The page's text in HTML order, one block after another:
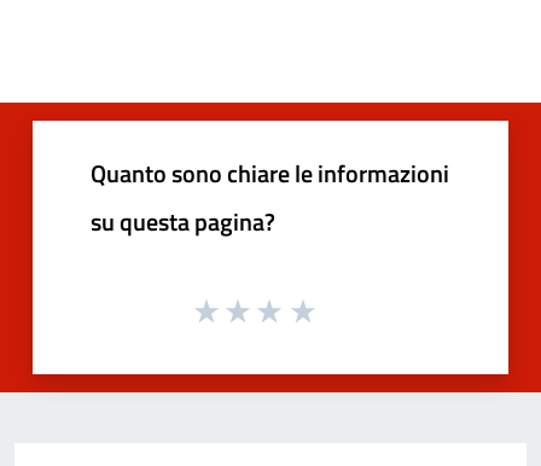
Quanto sono chiare le informazioni
su questa pagina?